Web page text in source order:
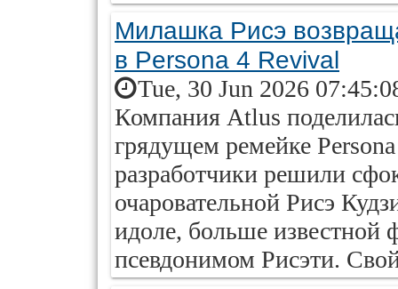
Милашка Рисэ
в Persona 4 Revival
Tue, 30 Jun 2026
Компания Atlus
грядущем ремейке
разработчики решили
очаровательной Рисэ
идоле, больше известной
псевдонимом Рисэти.